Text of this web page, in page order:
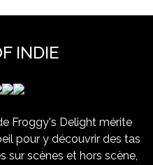
INDIE
Froggy's Delight mérite
pour y découvrir des tas
sur scènes et hors scène,